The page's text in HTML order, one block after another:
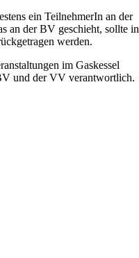
ein TeilnehmerIn an der
an der BV geschieht, sollte in
werden.
im Gaskessel
und der VV verantwortlich.